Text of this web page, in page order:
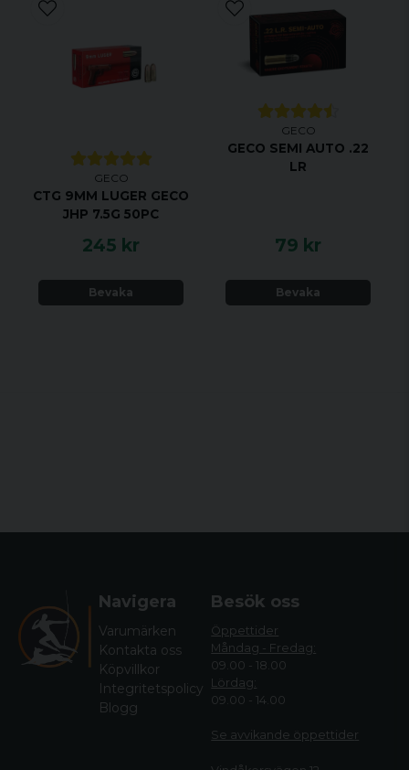
GECO
CTG 9MM LUGER GECO
JHP 7.5G 50PC
245 kr
Bevaka
GECO
GECO SEMI AUTO .22
LR
79 kr
Bevaka
Navigera
Varumärken
Kontakta oss
Köpvillkor
Integritetspolicy
Blogg
Besök oss
Öppettider
Måndag - Fredag:
09.00 - 18.00
Lördag:
09.00 - 14.00
Se avvikande öppettider